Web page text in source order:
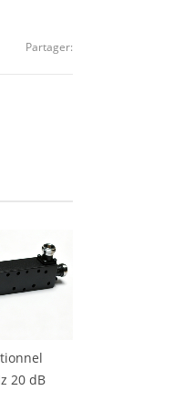
Partager:
20 dB